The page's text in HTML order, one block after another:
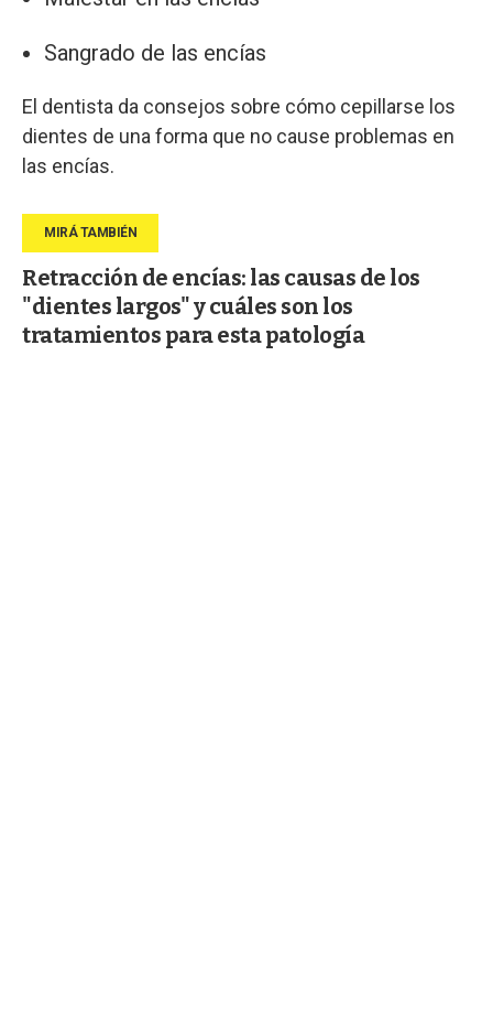
Sangrado de las encías
El dentista da consejos sobre cómo cepillarse los
dientes de una forma que no cause problemas en
las encías.
Retracción de encías: las causas de los
"dientes largos" y cuáles son los
tratamientos para esta patología